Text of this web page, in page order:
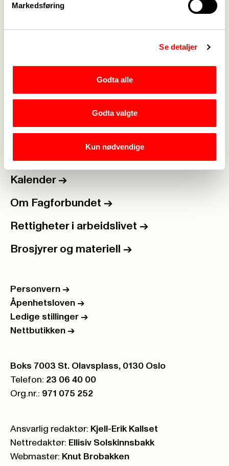
Markedsføring
Se detaljer
Godta alle
Godta valgte
Kun nødvendige
https://minside.fagforbundet.no/
Kontakt oss ->
For tillitsvalgte
Kalender ->
Om Fagforbundet ->
Rettigheter i arbeidslivet ->
Brosjyrer og materiell ->
Personvern ->
Åpenhetsloven ->
Ledige stillinger ->
Nettbutikken ->
Postboks:
Boks 7003 St. Olavsplass, 0130 Oslo
Telefon: 23 06 40 00
Org.nr.: 971 075 252
Ansvarlig redaktør: Kjell-Erik Kallset
Nettredaktør: Ellisiv Solskinnsbakk
Webmaster: Knut Brobakken